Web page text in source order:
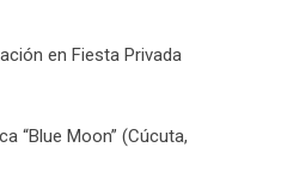
en Fiesta Privada
“Blue Moon” (Cúcuta,